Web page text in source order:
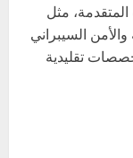
المتقدمة، مثل
السيبراني
تقليدية